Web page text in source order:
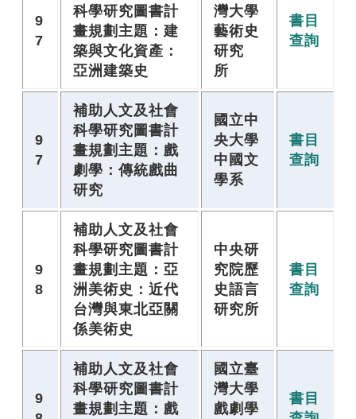
9
7
科學研究圖書計
畫規劃主題：建
築與文化資產：
亞洲建築史
灣大學
藝術史
研究
所
書目
查詢
9
7
補助人文及社會
科學研究圖書計
畫規劃主題：戲
劇學：傳統戲曲
研究
國立中
央大學
中國文
學系
書目
查詢
9
8
補助人文及社會
科學研究圖書計
畫規劃主題：亞
洲美術史：近代
台灣與東北亞關
係美術史
中央研
究院歷
史語言
研究所
書目
查詢
9
補助人文及社會
科學研究圖書計
畫規劃主題：戲
國立臺
灣大學
戲劇學
書目